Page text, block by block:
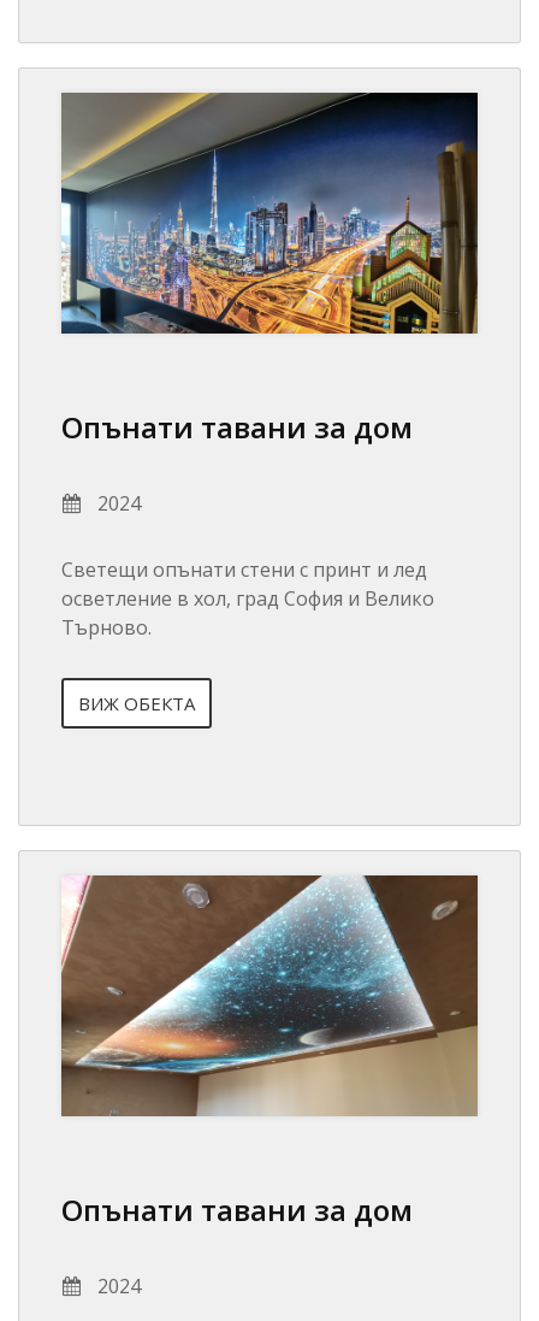
Опънати тавани за дом
2024
Светещи опънати стени с принт и лед
осветление в хол, град София и Велико
Търново.
ВИЖ ОБЕКТА
Опънати тавани за дом
2024